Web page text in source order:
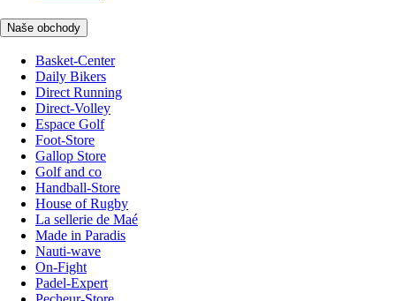
Naše obchody
Basket-Center
Daily Bikers
Direct Running
Direct-Volley
Espace Golf
Foot-Store
Gallop Store
Golf and co
Handball-Store
House of Rugby
La sellerie de Maé
Made in Paradis
Nauti-wave
On-Fight
Padel-Expert